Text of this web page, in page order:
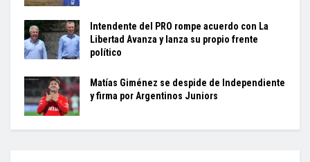
Intendente del PRO rompe acuerdo con La
Libertad Avanza y lanza su propio frente
político
Matías Giménez se despide de Independiente
y firma por Argentinos Juniors